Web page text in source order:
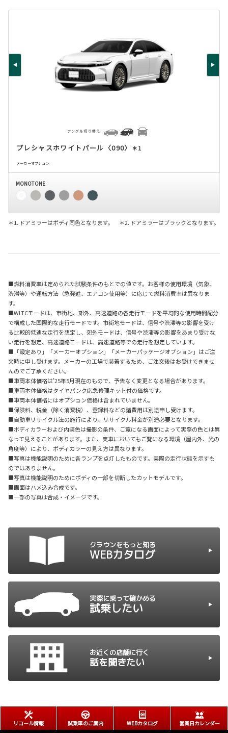
プレシャスホワイトパール〈090〉 ＊1
メーカーオプション
アングル切り替え
MONOTONE
＊1. ドアミラーはボディ同色となります。 ＊2. ドアミラーはブラックとなります。
■燃料消費率は定められた試験条件のもとでの値です。お客様の使用環境（気象、
渋滞等）や運転方法（急発進、エアコン使用等）に応じて燃料消費率は異なりま
す。
■WLTCモードは、市街地、郊外、高速道路の各走行モードを平均的な使用時間配分
で構成した国際的な走行モードです。市街地モードは、信号や渋滞等の影響を受け
る比較的低速な走行を想定し、郊外モードは、信号や渋滞等の影響をあまり受けな
い走行を想定、高速道路モードは、高速道路等での走行を想定しています。
■「設定あり」「メーカーオプション」「メーカーパッケージオプション」はご注
文時に申し受けます。メーカーの工場で装着するため、ご注文後はお受けできませ
んのでご了承ください。
■車両本体価格は'25年5月現在のもので、予告なく変更となる場合があります。
■車両本体価格はタイヤパンク応急修理キット付の価格です。
■車両本体価格にはオプション価格は含まれていません。
■保険料、税金（除く消費税）、登録料などの諸費用は別途申し受けます。
■自動車リサイクル法の施行により、リサイクル料金が別途必要となります。
■ボディカラーおよび内装色は撮影の条件、ご覧になる画面によって実際の色とは異
なって見えることがあります。また、実車においてもご覧になる環境（屋内外、光の
角度等）により、ボディカラーの見え方は異なります。
■写真は機能説明のために各ランプを点灯したものです。実際の走行状態を示すも
のではありません。
■写真は機能説明のためにボディの一部を切断したカットモデルです。
■画面はハメ込み合成です。
■一部の写真は合成・イメージです。
クラウンをもっと知る
WEBカタログ
実際に乗って確かめる
試乗したい
お近くの店舗に行く
話を聞きたい
リコール情報 試乗車のご案内 WEBカタログ 営業日カレンダー